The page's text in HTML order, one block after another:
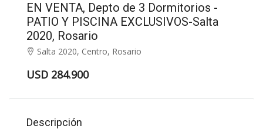
EN VENTA, Depto de 3 Dormitorios -
PATIO Y PISCINA EXCLUSIVOS-Salta
2020, Rosario
Salta 2020, Centro, Rosario
USD 284.900
Descripción